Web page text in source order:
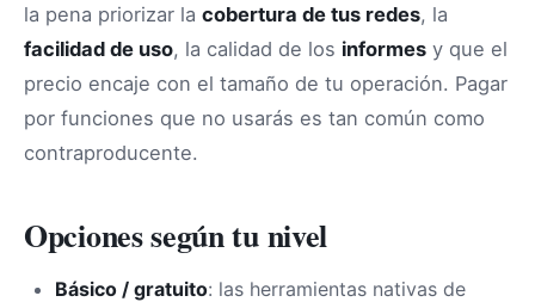
la pena priorizar la cobertura de tus redes, la
facilidad de uso, la calidad de los informes y que el
precio encaje con el tamaño de tu operación. Pagar
por funciones que no usarás es tan común como
contraproducente.
Opciones según tu nivel
Básico / gratuito: las herramientas nativas de